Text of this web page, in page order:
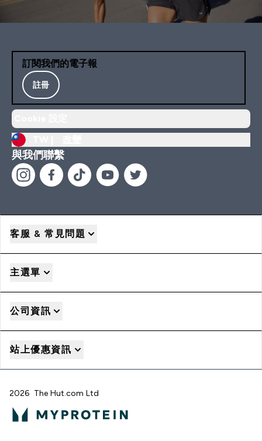
訂閱我們的電子報
註冊
與我們聯繫
客服 & 常見問題
主選單
公司資訊
站上優惠資訊
2026 The Hut.com Ltd